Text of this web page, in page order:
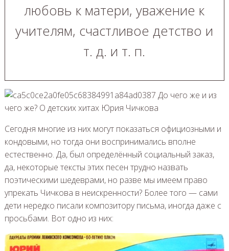
любовь к матери, уважение к
учителям, счастливое детство и
т. д. и т. п.
Сегодня многие из них могут показаться официозными и
кондовыми, но тогда они воспринимались вполне
естественно. Да, был определённый социальный заказ,
да, некоторые тексты этих песен трудно назвать
поэтическими шедеврами, но разве мы имеем право
упрекать Чичкова в неискренности? Более того — сами
дети нередко писали композитору письма, иногда даже с
просьбами. Вот одно из них: